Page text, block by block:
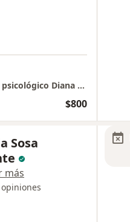
Consulta presencial. Consultorio psicológico Diana Rodríguez
$800
Sosa
más